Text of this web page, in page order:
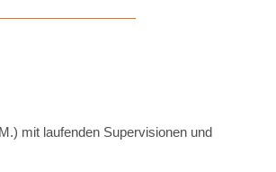
mit laufenden Supervisionen und